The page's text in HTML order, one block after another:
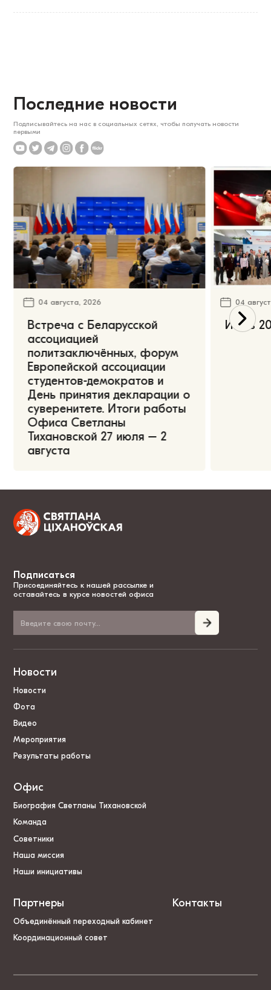
Последние новости
Подписывайтесь на нас в социальных сетях, чтобы получать новости
первыми
04 августа, 2026
Встреча с Беларусской
ассоциацией
политзаключённых, форум
Европейской ассоциации
студентов-демократов и
День принятия декларации о
суверенитете. Итоги работы
Офиса Светланы
Тихановской 27 июля – 2
августа
04
Июль
Подписаться
Присоединяйтесь к нашей рассылке и
оставайтесь в курсе новостей офиса
Новости
Новости
Фота
Видео
Мероприятия
Результаты работы
Офис
Биография Светланы Тихановской
Команда
Советники
Наша миссия
Наши инициативы
Партнеры
Объединённый переходный кабинет
Координационный совет
Контакты